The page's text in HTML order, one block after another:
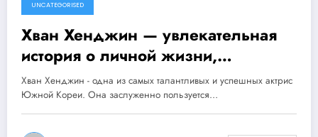
1 ноября 2023
UNCATEGORISED
Хван Хенджин — увлекательная
история о личной жизни,
биографии и впечатляющей
карьере
Хван Хенджин - одна из самых талантливых и успешных актрис
Южной Кореи. Она заслуженно пользуется…